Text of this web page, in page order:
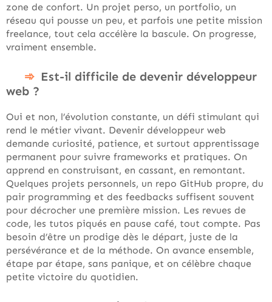
zone de confort. Un projet perso, un portfolio, un
réseau qui pousse un peu, et parfois une petite mission
freelance, tout cela accélère la bascule. On progresse,
vraiment ensemble.
Est-il difficile de devenir développeur
web ?
Oui et non, l’évolution constante, un défi stimulant qui
rend le métier vivant. Devenir développeur web
demande curiosité, patience, et surtout apprentissage
permanent pour suivre frameworks et pratiques. On
apprend en construisant, en cassant, en remontant.
Quelques projets personnels, un repo GitHub propre, du
pair programming et des feedbacks suffisent souvent
pour décrocher une première mission. Les revues de
code, les tutos piqués en pause café, tout compte. Pas
besoin d’être un prodige dès le départ, juste de la
persévérance et de la méthode. On avance ensemble,
étape par étape, sans panique, et on célèbre chaque
petite victoire du quotidien.